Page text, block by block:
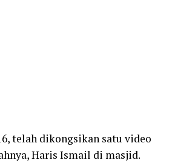
telah dikongsikan satu video
Haris Ismail di masjid.